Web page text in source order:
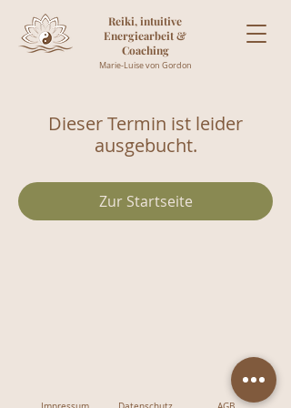
Reiki, intuitive
Energiearbeit &
Coaching
Marie-Luise von Gordon
Dieser Termin ist leider
ausgebucht.
Zur Startseite